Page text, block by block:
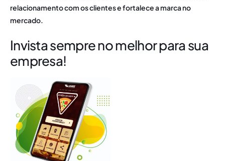
relacionamento com os clientes e fortalece a marca no
mercado.
Invista sempre no melhor para sua
empresa!